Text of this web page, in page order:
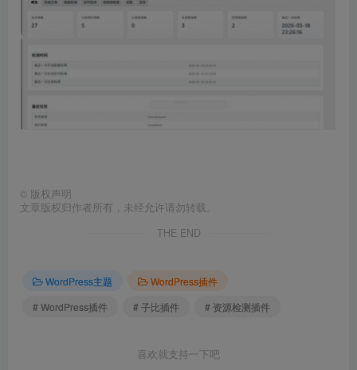
© 版权声明
文章版权归作者所有，未经允许请勿转载。
THE END
WordPress主题
WordPress插件
# WordPress插件
# 子比插件 # 资源检测插件
喜欢就支持一下吧